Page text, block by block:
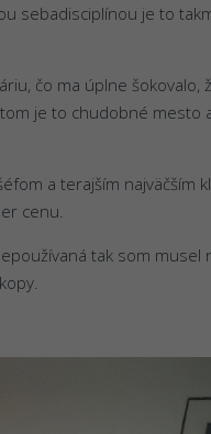
sebadisciplínou je to
čo ma úplne šokovalo,
je to chudobné mesto
a terajším najväčším
cenu.
tak som